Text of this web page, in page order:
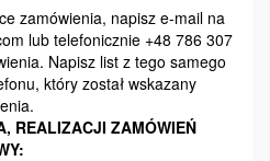
zamówienia, napisz e-mail na
lub telefonicznie +48 786 307
Napisz list z tego samego
który został wskazany
REALIZACJI ZAMÓWIEŃ